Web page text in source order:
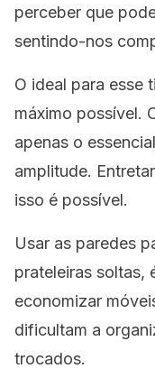
perceber que
sentindo-nos
O ideal para esse
máximo possível.
apenas o
amplitude.
isso é possível.
Usar as paredes
prateleiras soltas,
economizar
dificultam a
trocados.